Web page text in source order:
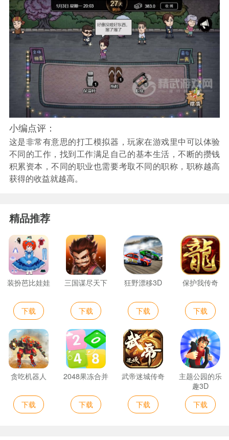
小编点评：
这是非常有意思的打工模拟器，玩家在游戏里中可以体验
不同的工作，找到工作满足自己的基本生活，不断的攒钱
积累资本，不同的职业也需要考取不同的职称，职称越高
获得的收益就越高。
精品推荐
装扮芭比娃娃
下载
三国谋尽天下
下载
狂野漂移3D
下载
保护我传奇
下载
贪吃机器人
下载
2048果冻合并
下载
武帝迷城传奇
下载
主题公园的乐
趣3D
下载